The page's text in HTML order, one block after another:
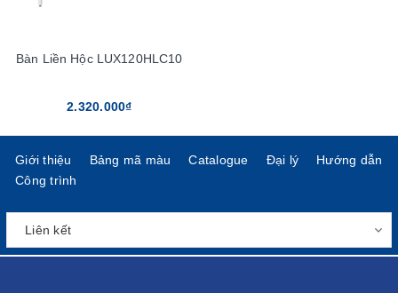
Bàn Liền Hộc LUX120HLC10
2.320.000₫
Giới thiệu Bảng mã màu Catalogue Đại lý
Hướng dẫn
Công trình